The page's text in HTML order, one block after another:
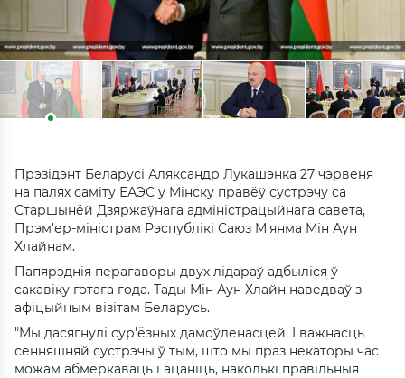
Прэзідэнт Беларусі Аляксандр Лукашэнка 27 чэрвеня
на палях саміту ЕАЭС у Мінску правёў сустрэчу са
Старшынёй Дзяржаўнага адміністрацыйнага савета,
Прэм'ер-міністрам Рэспублікі Саюз М'янма Мін Аун
Хлайнам.
Папярэднія перагаворы двух лідараў адбыліся ў
сакавіку гэтага года. Тады Мін Аун Хлайн наведваў з
афіцыйным візітам Беларусь.
"Мы дасягнулі сур'ёзных дамоўленасцей. І важнасць
сённяшняй сустрэчы ў тым, што мы праз некаторы час
можам абмеркаваць і ацаніць, наколькі правільныя